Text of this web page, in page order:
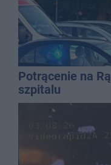
Potrącenie na
szpitalu